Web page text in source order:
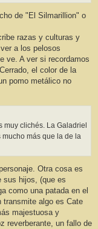
de "El Silmarillion" o
razas y culturas y
a los pelosos
ve. A ver si recordamos
el color de la
pomo metálico no
muy clichés. La Galadriel
más que la de la
Otra cosa es
sus hijos, (que es
como una patada en el
algo es Cate
majestuosa y
reverberante, un fallo de